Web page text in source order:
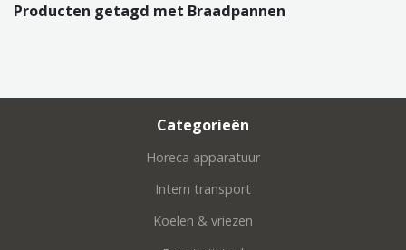
Producten getagd met Braadpannen
Categorieën
Horeca apparatuur
Intern transport
Koelen & vriezen